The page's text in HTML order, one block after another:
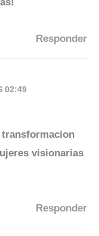
Responder
02:49
visionarias
Responder